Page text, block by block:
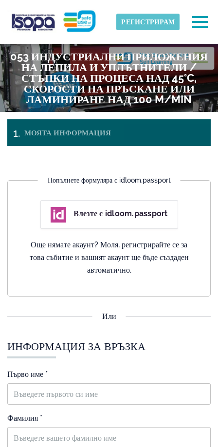
РЕГИСТРИРАМ
ISOPA-AISBL
053 ИНДУСТРИАЛНИ ПРИЛОЖЕНИЯ
НА ЛЕПИЛА И УПЛЪТНИТЕЛИ /
СТЪПКИ НА ПРОЦЕСА НАД 45°C,
СКОРОСТИ НА ПРЪСКАНЕ ИЛИ
ЛАМИНИРАНЕ НАД 100 M/MIN
МОЯТА ИНФОРМАЦИЯ
Попълнете формуляра с idloom.passport
Влезте с idloom.passport
Още нямате акаунт? Моля, регистрирайте се за
това събитие и вашият акаунт ще бъде създаден
автоматично.
Или
ИНФОРМАЦИЯ ЗА ВРЪЗКА
Първо име *
Фамилия *
Открита часова зона
ДОБРЕ